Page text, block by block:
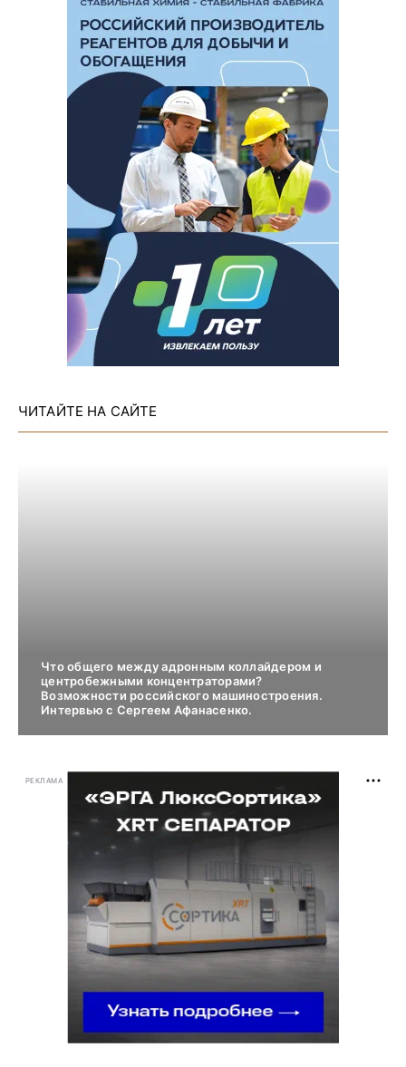
ЧИТАЙТЕ НА САЙТЕ
Что общего между адронным коллайдером и
центробежными концентраторами?
Возможности российского машиностроения.
Интервью с Сергеем Афанасенко.
РЕКЛАМА